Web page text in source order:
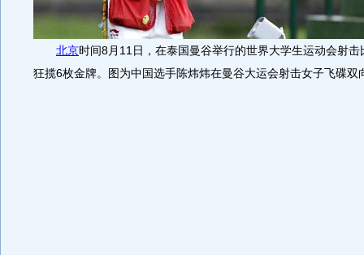
北京时间8月11日，在泰国曼谷举行的世界大学生运动会射
狂揽6枚金牌。图为中国选手陈炜炜在曼谷大运会射击女子飞碟双